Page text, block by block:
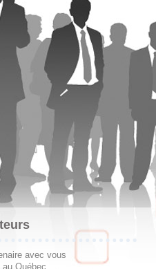
avec vous
au Québec